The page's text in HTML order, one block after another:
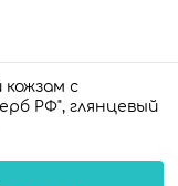
с
РФ", глянцевый